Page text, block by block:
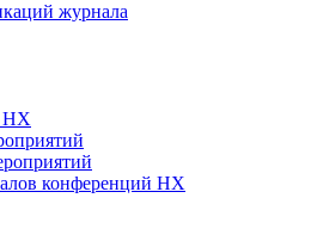
журнала
НХ
конференций НХ